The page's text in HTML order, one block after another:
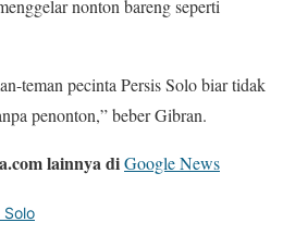
nonton bareng seperti
teman pecinta Persis Solo biar tidak
penonton,” beber Gibran.
lainnya diGoogle News
Solo